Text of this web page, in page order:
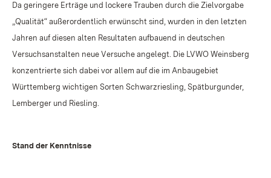
Da geringere Erträge und lockere Trauben durch die Zielvorgabe
„Qualität“ außerordentlich erwünscht sind, wurden in den letzten
Jahren auf diesen alten Resultaten aufbauend in deutschen
Versuchsanstalten neue Versuche angelegt. Die LVWO Weinsberg
konzentrierte sich dabei vor allem auf die im Anbaugebiet
Württemberg wichtigen Sorten Schwarzriesling, Spätburgunder,
Lemberger und Riesling.
Stand der Kenntnisse